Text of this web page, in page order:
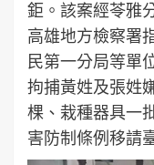
鉅。該案經苓雅
高雄地方檢察署
民第一分局等單
拘捕黃姓及張姓
棵、栽種器具一
害防制條例移請